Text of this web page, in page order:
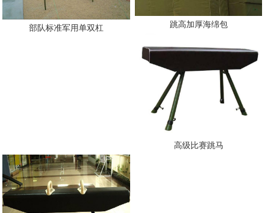
部队标准军用单双杠 跳高加厚海绵包
高级比赛跳马